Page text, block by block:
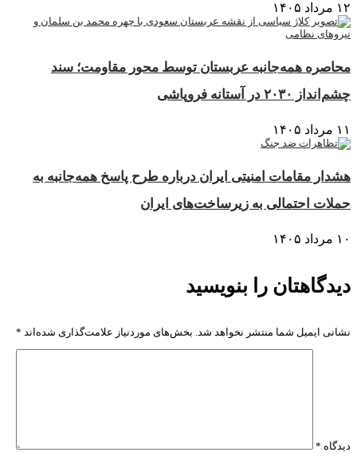
۱۲ مرداد ۱۴۰۵
محاصره همه‌جانبه عربستان توسط محور مقاومت؛ سند
چشم‌انداز ۲۰۳۰ در آستانه فروپاشی
۱۱ مرداد ۱۴۰۵
هشدار مقامات امنیتی ایران درباره طرح پاسخ همه‌جانبه به
حملات احتمالی به زیرساخت‌های ایران
۱۰ مرداد ۱۴۰۵
دیدگاهتان را بنویسید
نشانی ایمیل شما منتشر نخواهد شد. بخش‌های موردنیاز علامت‌گذاری شده‌اند *
دیدگاه *